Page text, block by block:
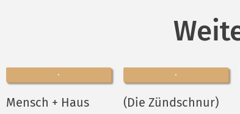
Mensch + Haus (Die Zündschnur)